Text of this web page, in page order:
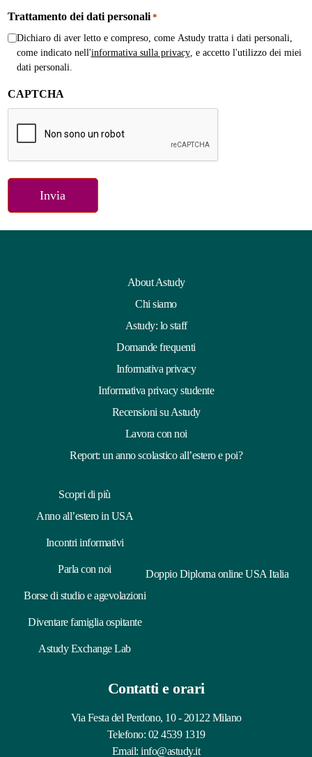
Trattamento dei dati personali *
Dichiaro di aver letto e compreso, come Astudy tratta i dati personali,
come indicato nell'informativa sulla privacy, e accetto l'utilizzo dei miei
dati personali.
CAPTCHA
About Astudy
Chi siamo
Astudy: lo staff
Domande frequenti
Informativa privacy
Informativa privacy studente
Recensioni su Astudy
Lavora con noi
Report: un anno scolastico all’estero e poi?
Scopri di più
Anno all’estero in USA
Incontri informativi
Parla con noi
Borse di studio e agevolazioni
Diventare famiglia ospitante
Astudy Exchange Lab
Doppio Diploma online USA Italia
Contatti e orari
Via Festa del Perdono, 10 - 20122 Milano
Telefono: 02 4539 1319
Email:info@astudy.it